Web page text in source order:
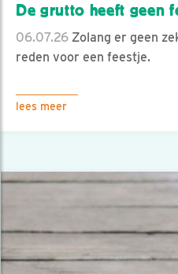
De grutto heeft geen
06.07.26 Zolang er geen
reden voor een feestje.
lees meer